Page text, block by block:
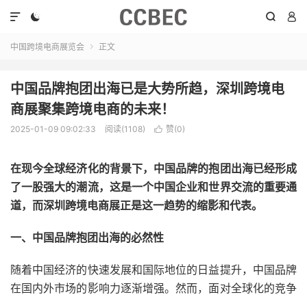
  

中国跨境电商展览会  正文
中国品牌抱团出海已是大势所趋，深圳跨境电
商展聚集跨境电商的未来！
2025-01-09 09:02:33 阅读(1108)  赞(0)
在现今全球经济化的背景下，中国品牌的抱团出海已经形成
了一股强大的潮流，这是一个中国企业和世界交流的重要通
道，而深圳跨境电商展正是这一趋势的缩影和代表。
一、中国品牌抱团出海的必然性
随着中国经济的快速发展和国际地位的日益提升，中国品牌
在国内外市场的影响力逐渐增强。然而，面对全球化的竞争